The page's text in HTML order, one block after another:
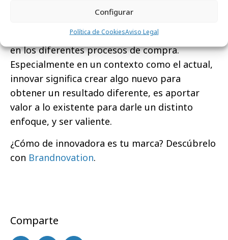
Configurar
Política de CookiesAviso Legal
factor de gran peso en la mente de los
el poder que la innovación puede llegar a tener
en los diferentes procesos de compra.
Especialmente en un contexto como el actual,
innovar significa crear algo nuevo para
obtener un resultado diferente, es aportar
valor a lo existente para darle un distinto
enfoque, y ser valiente.
¿Cómo de innovadora es tu marca? Descúbrelo
con Brandnovation.
Comparte